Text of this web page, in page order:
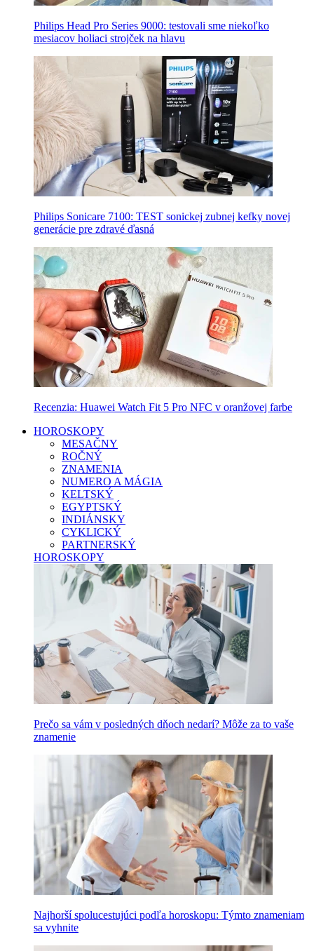
Philips Head Pro Series 9000: testovali sme niekoľko
mesiacov holiaci strojček na hlavu
Philips Sonicare 7100: TEST sonickej zubnej kefky novej
generácie pre zdravé ďasná
Recenzia: Huawei Watch Fit 5 Pro NFC v oranžovej farbe
HOROSKOPY
MESAČNY
ROČNÝ
ZNAMENIA
NUMERO A MÁGIA
KELTSKÝ
EGYPTSKÝ
INDIÁNSKY
CYKLICKÝ
PARTNERSKÝ
HOROSKOPY
Prečo sa vám v posledných dňoch nedarí? Môže za to vaše
znamenie
Najhorší spolucestujúci podľa horoskopu: Týmto znameniam
sa vyhnite